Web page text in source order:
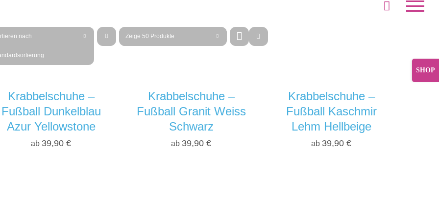
nach Zeige 50 Produkte
Krabbelschuhe –
Fußball Dunkelblau
Azur Yellowstone
ab 39,90€
Krabbelschuhe –
Fußball Granit Weiss
Schwarz
ab 39,90€
Krabbelschuhe –
Fußball Kaschmir
Lehm Hellbeige
ab 39,90€